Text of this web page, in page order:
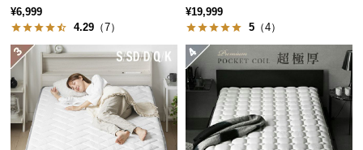
い
て
設
置
サ
¥6,999
4.29 （7）
¥19,999
5 （4）